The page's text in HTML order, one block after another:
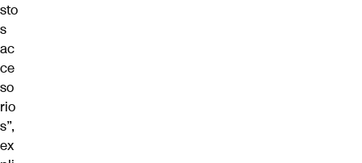
sto
s
ac
ce
so
rio
s”,
ex